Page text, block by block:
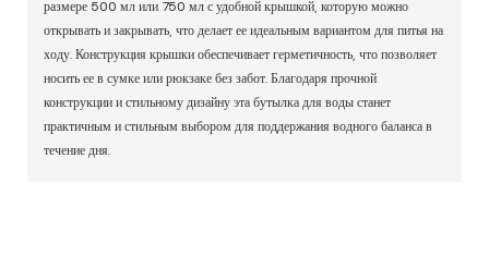
размере 500 мл или 750 мл с удобной крышкой, которую можно
открывать и закрывать, что делает ее идеальным вариантом для питья на
ходу. Конструкция крышки обеспечивает герметичность, что позволяет
носить ее в сумке или рюкзаке без забот. Благодаря прочной
конструкции и стильному дизайну эта бутылка для воды станет
практичным и стильным выбором для поддержания водного баланса в
течение дня.